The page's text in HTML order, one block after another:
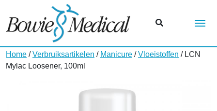
Home /Verbruiksartikelen / Manicure /Vloeistoffen / LCN
Mylac Loosener, 100ml